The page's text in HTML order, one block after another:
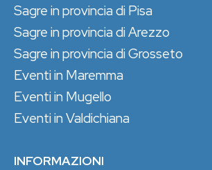
Sagre in provincia di Pisa
Sagre in provincia di Arezzo
Sagre in provincia di Grosseto
Eventi in Maremma
Eventi in Mugello
Eventi in Valdichiana
INFORMAZIONI